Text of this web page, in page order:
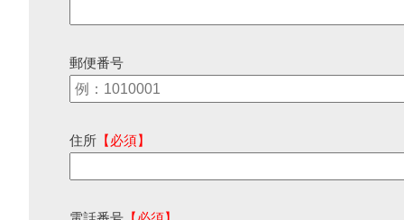
郵便番号
住所 【必須】